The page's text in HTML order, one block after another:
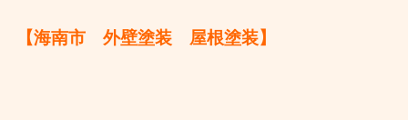
【海南市 外壁塗装 屋根塗装】